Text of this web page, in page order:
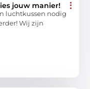
jouw manier!
luchtkussen nodig
Wij zijn